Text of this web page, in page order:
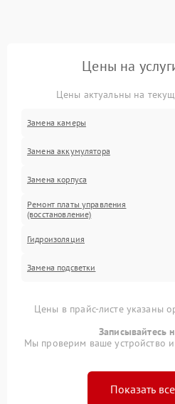
Цены на
Цены актуальны на
Замена камеры
Замена аккумулятора
Замена корпуса
Ремонт платы управления
(восстановление)
Гидроизоляция
Замена подсветки
Цены в прайс-листе указаны
Записывайтесь
Мы проверим ваше устройство
Показать